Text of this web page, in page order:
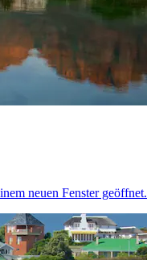
neuen Fenster geöffnet.